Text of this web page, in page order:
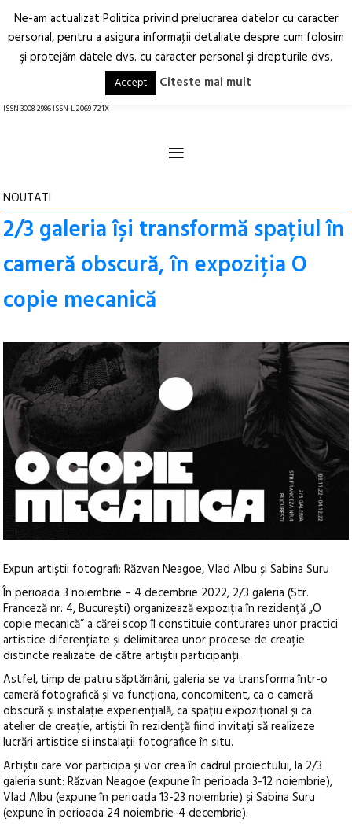
Arhitectură.
Oraș.
RO EN
ISSN 3008-2986 ISSN-L 2069-721X
≡
NOUTATI
2/3 galeria își transformă spațiul în
cameră obscură, în expoziția O
copie mecanică
Expun artiștii fotografi: Răzvan Neagoe, Vlad Albu și Sabina Suru
În perioada 3 noiembrie – 4 decembrie 2022, 2/3 galeria (Str.
Franceză nr. 4, București) organizează expoziția în rezidență „O
copie mecanică” a cărei scop îl constituie conturarea unor practici
artistice diferențiate și delimitarea unor procese de creație
distincte realizate de către artiștii participanți.
Astfel, timp de patru săptămâni, galeria se va transforma într-o
cameră fotografică și va funcționa, concomitent, ca o cameră
obscură și instalație experiențială, ca spațiu expozițional și ca
atelier de creație, artiștii în rezidență fiind invitați să realizeze
lucrări artistice si instalații fotografice în situ.
Artiștii care vor participa și vor crea în cadrul proiectului, la 2/3
galeria sunt: Răzvan Neagoe (expune în perioada 3-12 noiembrie),
Vlad Albu (expune în perioada 13-23 noiembrie) și Sabina Suru
(expune în perioada 24 noiembrie-4 decembrie).
Ne-am actualizat Politica privind prelucrarea datelor cu caracter
personal, pentru a asigura informaţii detaliate despre cum folosim
şi protejăm datele dvs. cu caracter personal şi drepturile dvs.
Accept Citeste mai mult